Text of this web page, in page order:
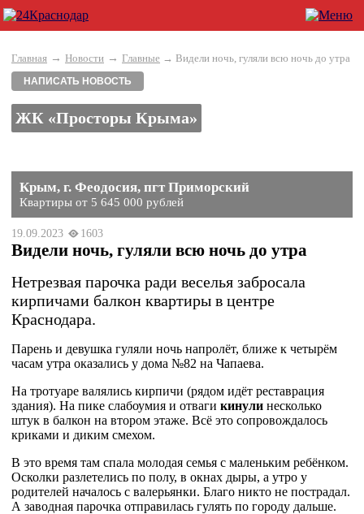
Главная → Новости → Главные → Видели ночь, гуляли всю ночь до утра
НАПИСАТЬ НОВОСТЬ
ЖК «Просторы Крыма»
Крым, г. Феодосия, пгт Приморский
Квартиры от 5 645 000 рублей
19.09.2023 1603
Видели ночь, гуляли всю ночь до утра
Нетрезвая парочка ради веселья забросала
кирпичами балкон квартиры в центре
Краснодара.
Парень и девушка гуляли ночь напролёт, ближе к четырём
часам утра оказались у дома №82 на Чапаева.
На тротуаре валялись кирпичи (рядом идёт реставрация
здания). На пике слабоумия и отваги кинули несколько
штук в балкон на втором этаже. Всё это сопровождалось
криками и диким смехом.
В это время там спала молодая семья с маленьким ребёнком.
Осколки разлетелись по полу, в окнах дыры, а утро у
родителей началось с валерьянки. Благо никто не пострадал.
А заводная парочка отправилась гулять по городу дальше.